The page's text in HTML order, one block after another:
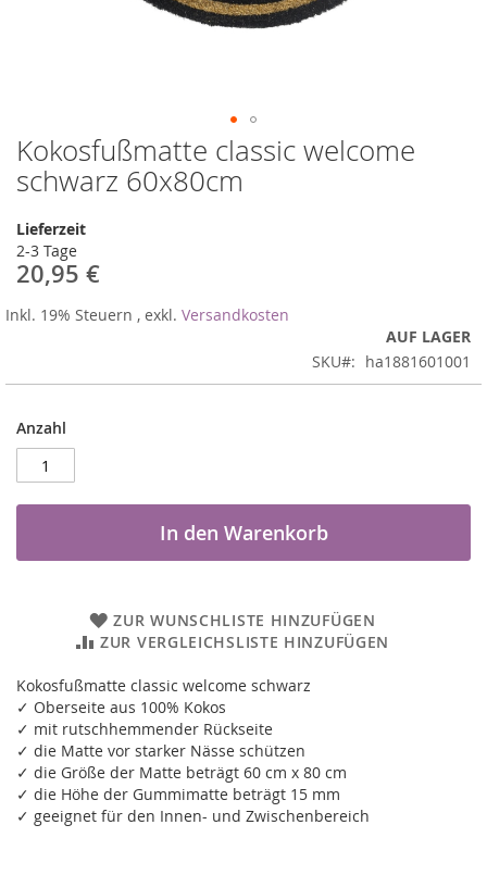
Kokosfußmatte classic welcome
schwarz 60x80cm
Lieferzeit
2-3 Tage
20,95 €
Inkl. 19% Steuern , exkl. Versandkosten
AUF LAGER
SKU
ha1881601001
Anzahl
In den Warenkorb
ZUR WUNSCHLISTE HINZUFÜGEN
ZUR VERGLEICHSLISTE HINZUFÜGEN
Kokosfußmatte classic welcome schwarz
✓ Oberseite aus 100% Kokos
✓ mit rutschhemmender Rückseite
✓ die Matte vor starker Nässe schützen
✓ die Größe der Matte beträgt 60 cm x 80 cm
✓ die Höhe der Gummimatte beträgt 15 mm
✓ geeignet für den Innen- und Zwischenbereich
Zum
Anfang
der
springen